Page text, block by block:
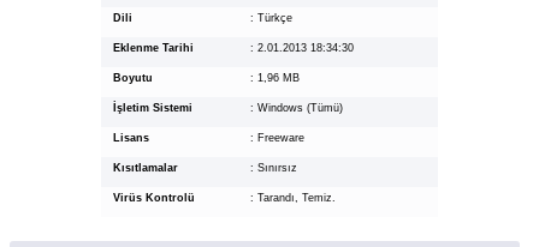
Dili : Türkçe
Eklenme Tarihi : 2.01.2013 18:34:30
Boyutu : 1,96 MB
İşletim Sistemi : Windows (Tümü)
Lisans : Freeware
Kısıtlamalar : Sınırsız
Virüs Kontrolü : Tarandı, Temiz.